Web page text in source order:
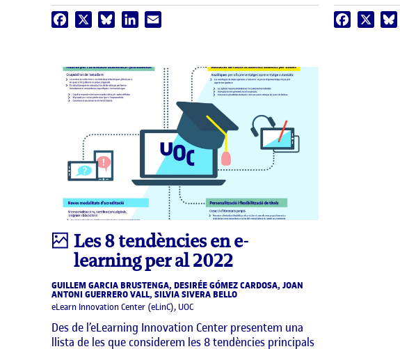
Facebook BlueskyLinkedIn Facebook
Infografia
Les 8 tendències en e-
learning per al 2022
GUILLEM GARCIA BRUSTENGA, DESIRÉE GÓMEZ CARDOSA, JOAN
ANTONI GUERRERO VALL, SILVIA SIVERA BELLO
eLearn Innovation Center (eLinC), UOC
Des de l’eLearning Innovation Center presentem una
llista de les que considerem les 8 tendències principals